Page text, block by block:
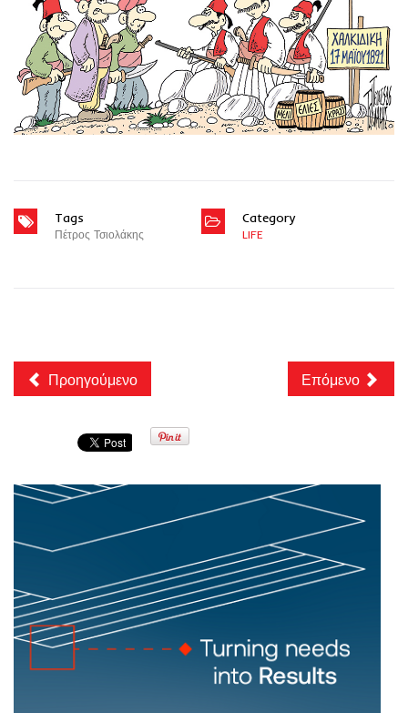
Tags
Πέτρος Τσιολάκης
Category
LIFE
Προηγούμενο Επόμενο